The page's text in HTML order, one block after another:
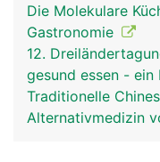
Die Molekulare
Gastronomie
12.
gesund essen - ein
Traditionelle
Alternativmedizin